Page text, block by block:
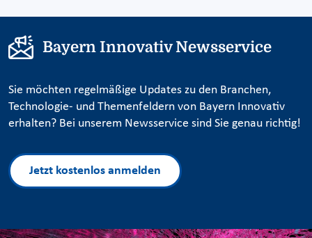
Bayern Innovativ Newsservice
Sie möchten regelmäßige Updates zu den Branchen,
Technologie- und Themenfeldern von Bayern Innovativ
erhalten? Bei unserem Newsservice sind Sie genau richtig!
Jetzt kostenlos anmelden